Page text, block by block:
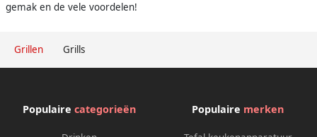
Grillen Grills
gemak en de vele voordelen!
Populaire categorieën Populaire merken